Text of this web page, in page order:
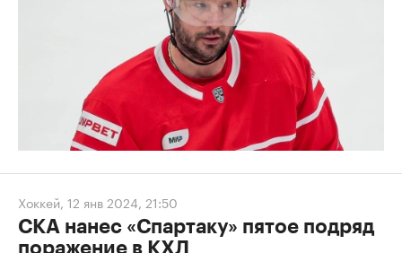
Хоккей, 12 янв 2024, 21:50
СКА нанес «Спартаку» пятое подряд
поражение в КХЛ